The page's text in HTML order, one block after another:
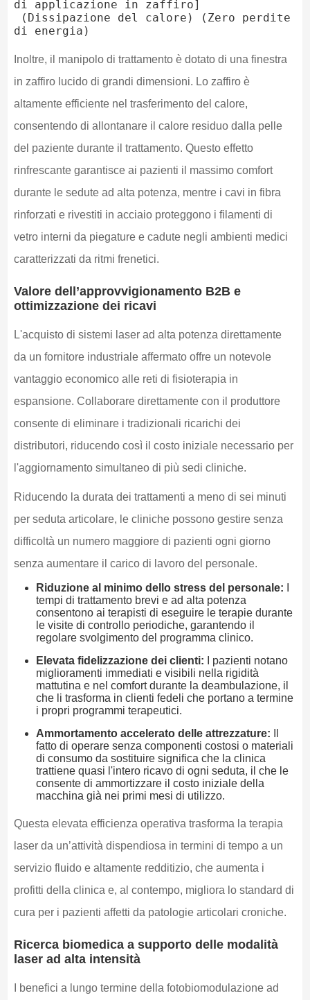
di applicazione in zaffiro]
Inoltre, il manipolo di trattamento è dotato di una finestra
in zaffiro lucido di grandi dimensioni. Lo zaffiro è
altamente efficiente nel trasferimento del calore,
consentendo di allontanare il calore residuo dalla pelle
del paziente durante il trattamento. Questo effetto
rinfrescante garantisce ai pazienti il massimo comfort
durante le sedute ad alta potenza, mentre i cavi in fibra
rinforzati e rivestiti in acciaio proteggono i filamenti di
vetro interni da piegature e cadute negli ambienti medici
caratterizzati da ritmi frenetici.
Valore dell’approvvigionamento B2B e
ottimizzazione dei ricavi
L'acquisto di sistemi laser ad alta potenza direttamente
da un fornitore industriale affermato offre un notevole
vantaggio economico alle reti di fisioterapia in
espansione. Collaborare direttamente con il produttore
consente di eliminare i tradizionali ricarichi dei
distributori, riducendo così il costo iniziale necessario per
l'aggiornamento simultaneo di più sedi cliniche.
Riducendo la durata dei trattamenti a meno di sei minuti
per seduta articolare, le cliniche possono gestire senza
difficoltà un numero maggiore di pazienti ogni giorno
senza aumentare il carico di lavoro del personale.
Riduzione al minimo dello stress del personale:
tempi di trattamento brevi e ad alta potenza
consentono ai terapisti di eseguire le terapie durante
le visite di controllo periodiche, garantendo il
regolare svolgimento del programma clinico.
Elevata fidelizzazione dei clienti: I pazienti notano
miglioramenti immediati e visibili nella rigidità
mattutina e nel comfort durante la deambulazione, il
che li trasforma in clienti fedeli che portano a termine
i propri programmi terapeutici.
Ammortamento accelerato delle attrezzature:
fatto di operare senza componenti costosi o materiali
di consumo da sostituire significa che la clinica
trattiene quasi l'intero ricavo di ogni seduta, il che le
consente di ammortizzare il costo iniziale della
macchina già nei primi mesi di utilizzo.
Questa elevata efficienza operativa trasforma la terapia
laser da un’attività dispendiosa in termini di tempo a un
servizio fluido e altamente redditizio, che aumenta i
profitti della clinica e, al contempo, migliora lo standard di
cura per i pazienti affetti da patologie articolari croniche.
Ricerca biomedica a supporto delle modalità
laser ad alta intensità
I benefici a lungo termine della fotobiomodulazione ad